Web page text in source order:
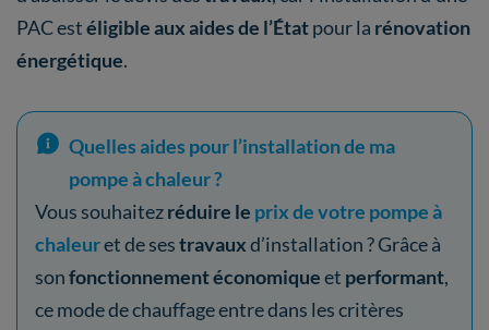
PAC estéligible aux aides de l’Étatpour la rénovation
énergétique.
Quelles aides pour l’installation de ma
pompe à chaleur ?
Vous souhaitezréduire le prix de votre pompe à
chaleuret de sestravauxd’installation ? Grâce à
sonfonctionnement économiqueet performant,
ce mode de chauffage entre dans les critères